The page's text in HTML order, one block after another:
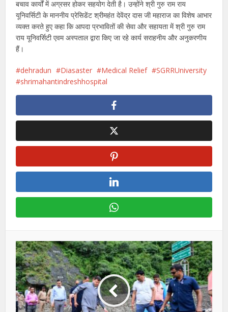
बचाव कार्यों में अग्रसर होकर सहयोग देती है। उन्होंने श्री गुरु राम राय
यूनिवर्सिटी के माननीय प्रेसिडेंट श्रीमहंत देवेंद्र दास जी महाराज का विशेष आभार
व्यक्त करते हुए कहा कि आपदा प्रभावितों की सेवा और सहायता में श्री गुरु राम
राय यूनिवर्सिटी एवम अस्पताल द्वारा किए जा रहे कार्य सराहनीय और अनुकरणीय
हैं।
dehradun Diasaster Medical Relief
SGRRUniversity
shrimahantindreshhospital